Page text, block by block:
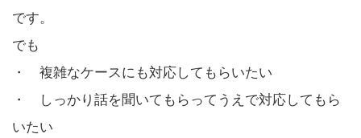
です。
でも
・ 複雑なケースにも対応してもらいたい
・ しっかり話を聞いてもらってうえで対応してもら
いたい